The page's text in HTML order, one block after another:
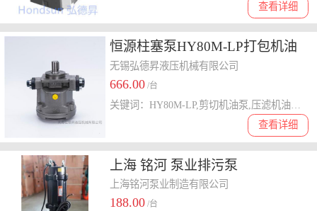
查看详细
恒源柱塞泵HY80M-LP打包机油
泵 压滤机油泵
无锡弘德昇液压机械有限公司
666.00 /台
查看详细
上海 铭河 泵业排污泵
上海铭河泵业制造有限公司
188.00 /台